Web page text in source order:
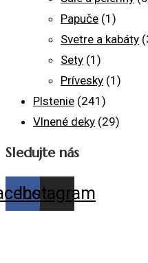
Papuče (1)
Svetre a kabáty
Sety (1)
Prívesky (1)
Plstenie (241)
Vlnené deky (29)
Sledujte nás
Instagram